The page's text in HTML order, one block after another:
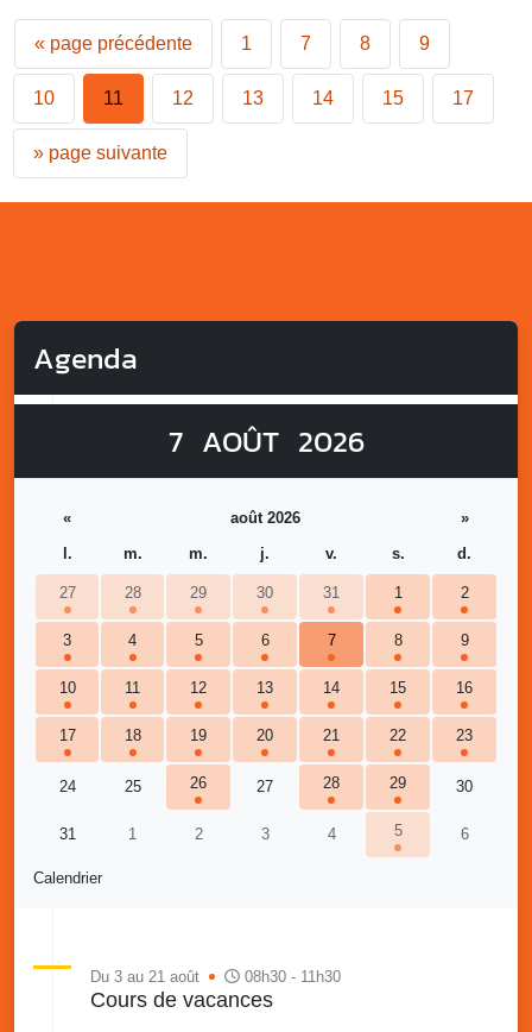
« page précédente 1 7 8 9
10 11 12 13 14 15 17
» page suivante
Agenda
7 AOÛT 2026
Calendrier
« août 2026
»
l.
m. m. j. v. s. d.
27 28 29 30 31 1 2
3 4 5 6 7 8 9
10 11 12 13 14 15 16
17 18 19 20 21 22 23
24 25 26 27 28 29 30
31 1 2 3 4 5 6
Du 3 au 21 août 08h30 - 11h30
Cours de vacances